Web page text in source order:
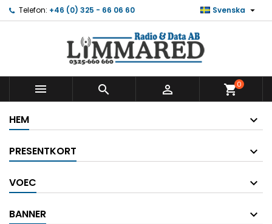
Telefon: +46 (0) 325 - 66 06 60 Svenska 
   shopping_cart0
HEM
PRESENTKORT
VOEC
BANNER